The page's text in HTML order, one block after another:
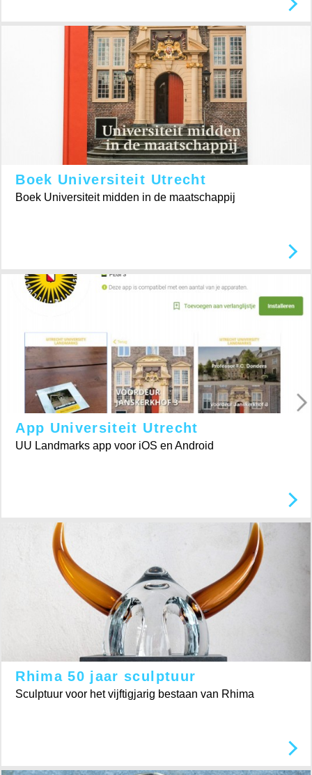
Boek Universiteit Utrecht
Boek Universiteit midden in de maatschappij
App Universiteit Utrecht
UU Landmarks app voor iOS en Android
Rhima 50 jaar sculptuur
Sculptuur voor het vijftigjarig bestaan van Rhima